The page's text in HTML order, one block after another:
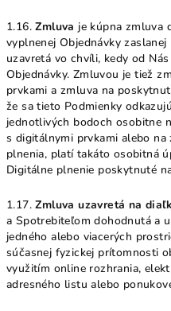
1.16.Zmluva je kúpna zmluva
vyplnenej Objednávky
uzavretá vo chvíli, kedy od
Objednávky. Zmluvou je tiež
prvkami a zmluva na
že sa tieto Podmienky
jednotlivých bodoch osobitne
s digitálnymi prvkami alebo
plnenia, platí takáto osobitná
Digitálne plnenie poskytnuté
1.17.Zmluva uzavretá na
a Spotrebiteľom dohodnutá a
jedného alebo viacerých
súčasnej fyzickej prítomnosti
využitím online rozhrania,
adresného listu alebo